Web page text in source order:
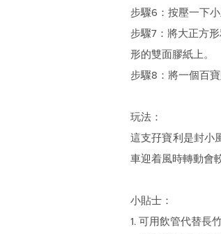
步驟6：按壓一下
步驟7：將大正方
形的雙面膠紙上。
步驟8：將一個百
玩法：
這支孖寶利是封小
車迎着風時轉動會
小貼士：
1. 可用飲管代替長